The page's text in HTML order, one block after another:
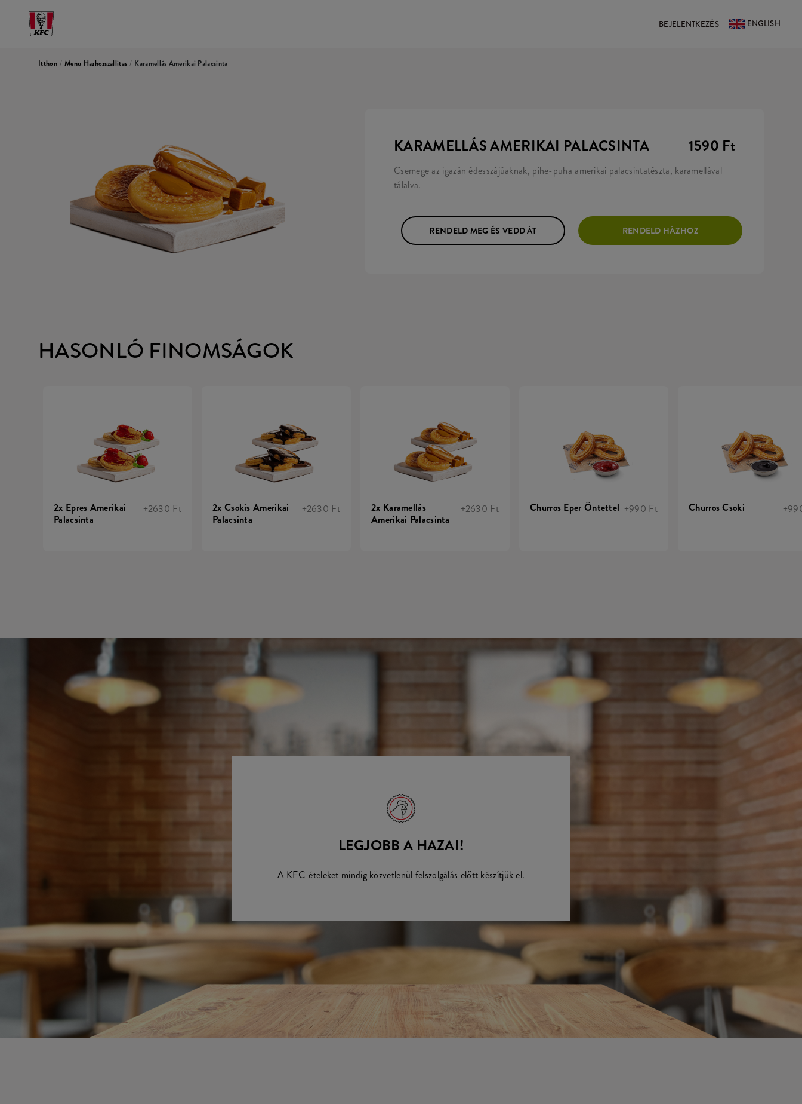
BEJELENTKEZÉS ENGLISH
Itthon / Menu Hazhozszallitas / Karamellás Amerikai Palacsinta
KARAMELLÁS AMERIKAI PALACSINTA 1590 Ft
Csemege az igazán édesszájúaknak, pihe-puha amerikai palacsintatészta, karamellával
tálalva.
RENDELD MEG ÉS VEDD ÁT RENDELD HÁZHOZ
HASONLÓ FINOMSÁGOK
2x Epres Amerikai
Palacsinta
+2630 Ft
2x Csokis Amerikai
Palacsinta
+2630 Ft
2x Karamellás
Amerikai Palacsinta
+2630 Ft Churros Eper Öntettel +990 Ft Churros Csoki
LEGJOBB A HAZAI!
A KFC-ételeket mindig közvetlenül felszolgálás előtt készítjük el.